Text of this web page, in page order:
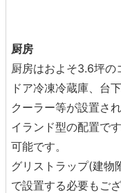
厨房
厨房はおよそ3.6坪の
ドア冷凍冷蔵庫、台
クーラー等が設置さ
イランド型の配置で
可能です。
グリストラップ(建物
で設置する必要もござ